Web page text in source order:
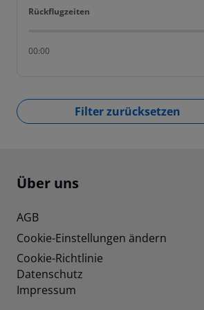
Rückflugzeiten
Rückflugzeiten
00:00
Filter zurücksetzen
Footer navigation
Über uns
AGB
Cookie-Einstellungen ändern
Cookie-Richtlinie
Datenschutz
Impressum